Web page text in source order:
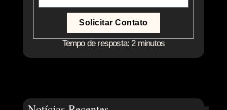
Solicitar Contato
Tempo de resposta: 2 minutos